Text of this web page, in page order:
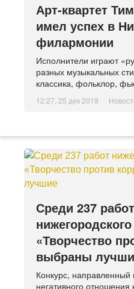
Арт-квартет
имел успех в
филармонии
Исполнители играют
разных музыкальных
классика, фольклор,
12:27, 25 дек 2019
Среди 237 работ
«Творчество
выбраны
Конкурс,
негативного отношения